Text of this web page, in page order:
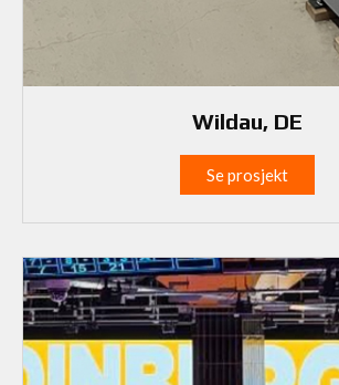
Wildau, DE
Se prosjekt